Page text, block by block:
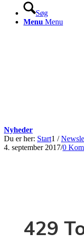
Søg
Menu Menu
Nyheder
Du er her: Start1 /
4. september 2017/0